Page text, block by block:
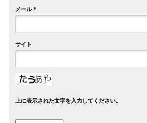
メール*
サイト
上に表示された文字を入力してください。